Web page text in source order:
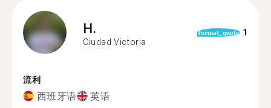
H.
Ciudad Victoria
format_quote 1
流利
西班牙语 英语